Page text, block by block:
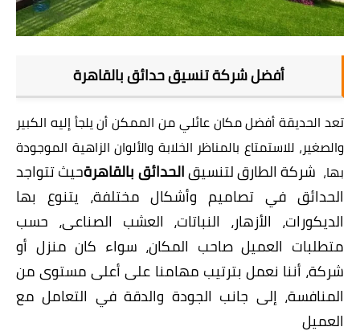
أفضل شركة تنسيق حدائق بالقاهرة
تعد الحديقة أفضل مكان عائلي من الممكن أن يلجأ إليه الكبير
والصغير، للاستمتاع بالمناظر الخلابة والألوان الزاهية الموجودة
بها، شركة الطارقلتنسيقالحدائق بالقاهرةحيث تتواجد
الحدائق في تصاميم وأشكال مختلفة، يتنوع بها
الديكورات، الأزهار، النباتات، العشب الصناعى، حسب
متطلبات العميل صاحب المكان، سواء كان منزل أو
شركة، أننا نعمل بترتيب مهامنا على أعلى مستوى من
المنافسة، إلى جانب الجودة والدقة في التعامل مع
العميل